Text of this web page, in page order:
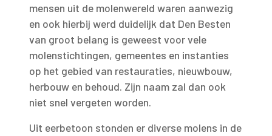
mensen uit de molenwereld waren aanwezig
en ook hierbij werd duidelijk dat Den Besten
van groot belang is geweest voor vele
molenstichtingen, gemeentes en instanties
op het gebied van restauraties, nieuwbouw,
herbouw en behoud. Zijn naam zal dan ook
niet snel vergeten worden.
Uit eerbetoon stonden er diverse molens in de